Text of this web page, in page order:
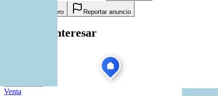
Añadir a tablero Reportar anuncio
Te puede interesar
Venta